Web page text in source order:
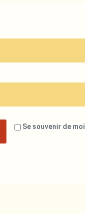
Se souvenir de moi